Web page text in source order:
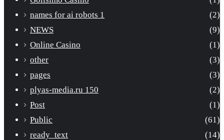
names for ai robots 1
(2)
NEWS
(9)
Online Casino
(1)
other
(3)
pages
(3)
plyas-media.ru 150
(2)
Post
(1)
Public
(61)
ready_text
(14)